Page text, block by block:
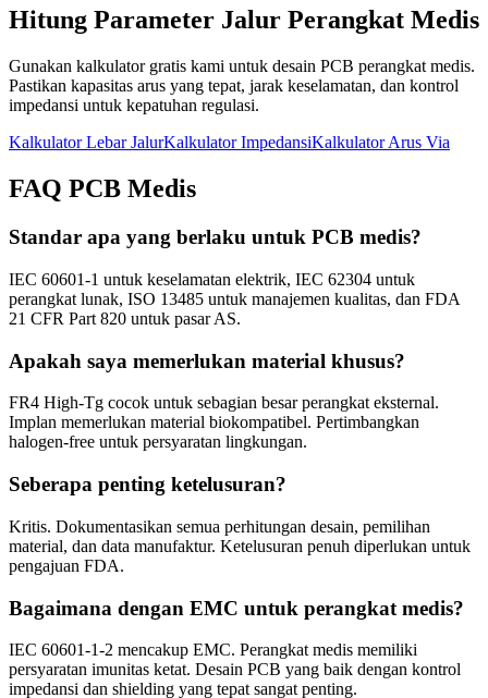
Hitung Parameter Jalur Perangkat Medis
Gunakan kalkulator gratis kami untuk desain PCB perangkat medis.
Pastikan kapasitas arus yang tepat, jarak keselamatan, dan kontrol
impedansi untuk kepatuhan regulasi.
Kalkulator Lebar JalurKalkulator ImpedansiKalkulator Arus Via
FAQ PCB Medis
Standar apa yang berlaku untuk PCB medis?
IEC 60601-1 untuk keselamatan elektrik, IEC 62304 untuk
perangkat lunak, ISO 13485 untuk manajemen kualitas, dan FDA
21 CFR Part 820 untuk pasar AS.
Apakah saya memerlukan material khusus?
FR4 High-Tg cocok untuk sebagian besar perangkat eksternal.
Implan memerlukan material biokompatibel. Pertimbangkan
halogen-free untuk persyaratan lingkungan.
Seberapa penting ketelusuran?
Kritis. Dokumentasikan semua perhitungan desain, pemilihan
material, dan data manufaktur. Ketelusuran penuh diperlukan untuk
pengajuan FDA.
Bagaimana dengan EMC untuk perangkat medis?
IEC 60601-1-2 mencakup EMC. Perangkat medis memiliki
persyaratan imunitas ketat. Desain PCB yang baik dengan kontrol
impedansi dan shielding yang tepat sangat penting.